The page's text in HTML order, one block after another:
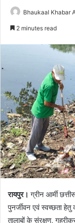
Bhaukaal Khabar
2 minutes read
रायपुर। ग्रीन आर्मी
पुनर्जीवन एवं स्वच्छता हेतु
तालाबों के संरक्षण,